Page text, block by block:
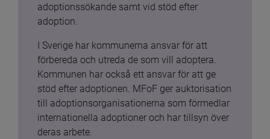
adoptionssökande samt vid stöd efter
adoption.
I Sverige har kommunerna ansvar för att
förbereda och utreda de som vill adoptera.
Kommunen har också ett ansvar för att ge
stöd efter adoptionen. MFoF ger auktorisation
till adoptionsorganisationerna som förmedlar
internationella adoptioner och har tillsyn över
deras arbete.